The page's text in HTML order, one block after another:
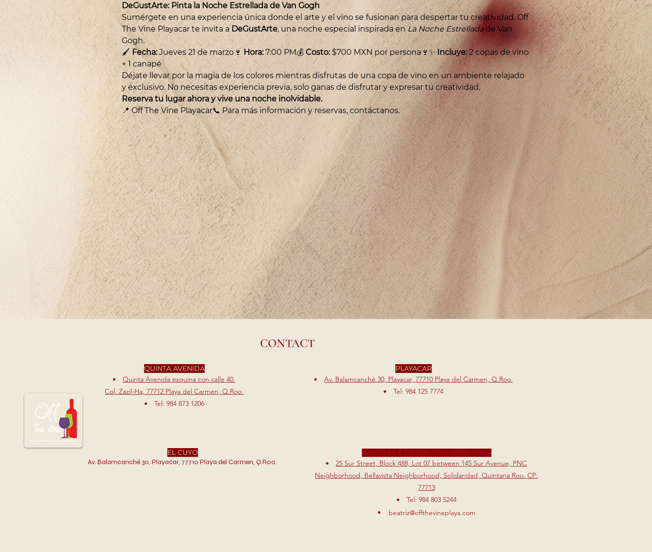
DeGustArte: Pinta la Noche Estrellada de Van Gogh
Sumérgete en una experiencia única donde el arte y el vino se fusionan para despertar tu creatividad. Off
The Vine Playacar te invita a DeGustArte, una noche especial inspirada en La Noche Estrellada de Van
Gogh.
🖌 Fecha: Jueves 21 de marzo🍷 Hora: 7:00 PM💰 Costo: $700 MXN por persona🍷✨ Incluye: 2 copas de vino
+ 1 canapé
Déjate llevar por la magia de los colores mientras disfrutas de una copa de vino en un ambiente relajado
y exclusivo. No necesitas experiencia previa, solo ganas de disfrutar y expresar tu creatividad.
Reserva tu lugar ahora y vive una noche inolvidable.
📍 Off The Vine Playacar📞 Para más información y reservas, contáctanos.
CONTACT
QUINTA AVENIDA
Quinta Avenida esquina con calle 40.
Col. Zazil-Ha, 77712 Playa del Carmen, Q.Roo.
Tel: 984 873 1206
PLAYACAR
Av. Balamcanché 30, Playacar, 77710 Playa del Carmen, Q.Roo.
Tel: 984 125 7774
EL CUYO
Av. Balamcanché 30, Playacar, 77710 Playa del Carmen, Q.Roo.
WHOLESALE DISTRIBUTION WAREHOUSE
25 Sur Street, Block 488, Lot 07 between 145 Sur Avenue, PNC
Neighborhood, Bellavista Neighborhood, Solidaridad, Quintana Roo. CP:
77713
Tel: 984 803 5244
beatriz@offthevineplaya.com